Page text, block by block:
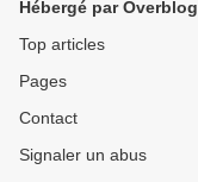
Hébergé par Overblog
Top articles
Pages
Contact
Signaler un abus